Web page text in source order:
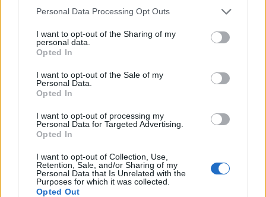
Please note that this website/app uses one or more Google
not limited to your visit or usage behaviour. You may click to
grant or deny consent to Google and its third-party tags to
use your data for below specified purposes in below Google
consent section.
Personal Data Processing Opt Outs
I want to opt-out of the Sharing of my
personal data.
Opted In
I want to opt-out of the Sale of my
Personal Data.
Opted In
I want to opt-out of processing my
Personal Data for Targeted Advertising.
Opted In
I want to opt-out of Collection, Use,
Retention, Sale, and/or Sharing of my
Personal Data that Is Unrelated with the
Purposes for which it was collected.
Opted Out
Γιασικεβίτσιους: «Καλοκαίρι και Ελλάδα, ο τέλειος
EuroLeague: Πότε και πού θα γίνει το Super Cup
Super Cup EuroLeague: Κρίσιμες αποφάσεις για την
έδρα μέχρι την Παρασκευή